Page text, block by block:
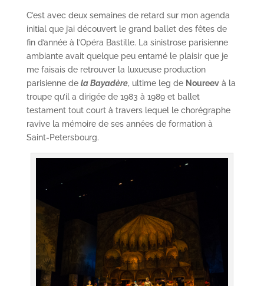
C’est avec deux semaines de retard sur mon agenda
initial que j’ai découvert le grand ballet des fêtes de
fin d’année à l’Opéra Bastille. La sinistrose parisienne
ambiante avait quelque peu entamé le plaisir que je
me faisais de retrouver la luxueuse production
parisienne de la Bayadère, ultime leg de Noureevà la
troupe qu’il a dirigée de 1983 à 1989 et ballet
testament tout court à travers lequel le chorégraphe
ravive la mémoire de ses années de formation à
Saint-Petersbourg.